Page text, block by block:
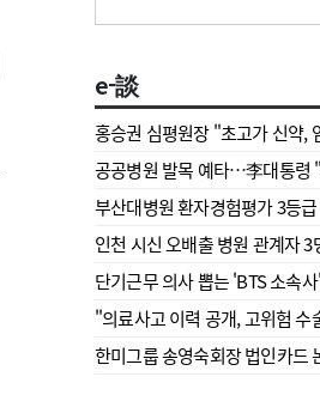
e-談
홍승권 심평원장 " 초고가 신약,
공공병원 발목 예타…李대통령
부산대병원 환자경험평가 3등
인천 시신 오배출 병원 관계자
단기근무 의사 뽑는 'BTS 소속
"의료사고 이력 공개, 고위험 수
한미그룹 송영숙회장 법인카